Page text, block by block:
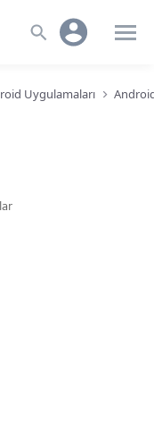
Uygulamaları